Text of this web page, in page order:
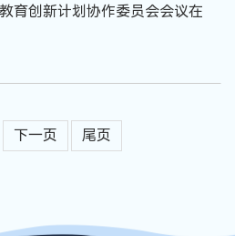
育创新计划协作委员会会议在
下一页 尾页